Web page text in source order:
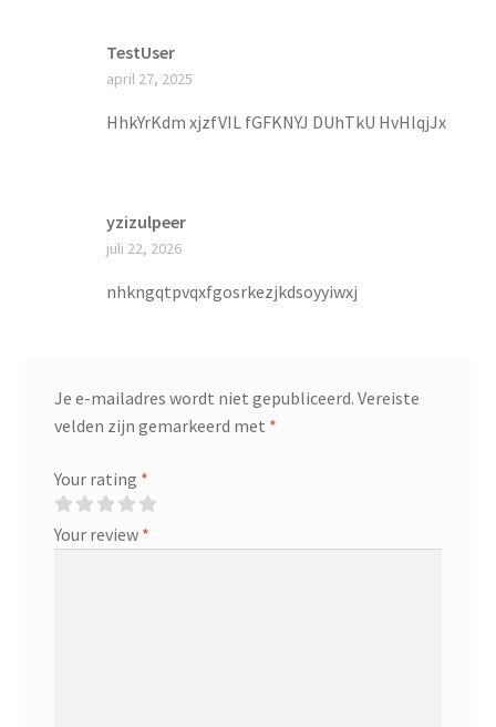
TestUser
april 27, 2025
HhkYrKdm xjzfVIL fGFKNYJ DUhTkU HvHlqjJx
yzizulpeer
juli 22, 2026
nhkngqtpvqxfgosrkezjkdsoyyiwxj
Je e-mailadres wordt niet gepubliceerd. Vereiste
velden zijn gemarkeerd met *
Your rating *
Your review *